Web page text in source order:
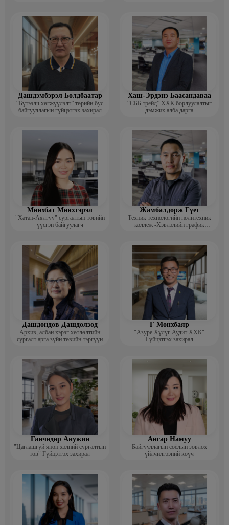
Дашдэмбэрэл Болдбаатар
“Бүтээлч хөгжүүлэлт” төрийн бус
байгууллагын гүйцэтгэх захирал
Хаш-Эрдэнэ Баасандаваа
“СББ трейд” ХХК борлуулалтыг
дэмжих алба дарга
Мөнхбат Мөнхгэрэл
"Хатан-Аялгуу" сургалтын төвийн
үүсгэн байгуулагч
Жамбалдорж Гүег
Техник технологийн политехник
коллеж -Хэвлэлийн график
Дашдондов Дашдолзод
Архив, албан хэрэг хөтлөлтийн
сургалт арга зүйн төвийн тэргүүн
Г Мөнхбаяр
"Азуре Хүлүг Аудит ХХК"
Гүйцэтгэх захирал
Ганчөдөр Анужин
"Цаглашгүй япон хэлний сургалтын
төв" Гүйцэтгэх захирал
Ангар Намуу
Байгууллагын соёлын зөвлөх
үйлчилгээний көүч